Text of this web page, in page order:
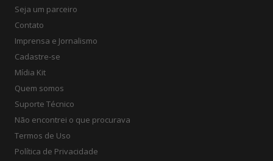
Seja um parceiro
Contato
Imprensa e Jornalismo
Cadastre-se
Mídia Kit
Quem somos
Suporte Técnico
Não encontrei o que procurava
Termos de Uso
Política de Privacidade